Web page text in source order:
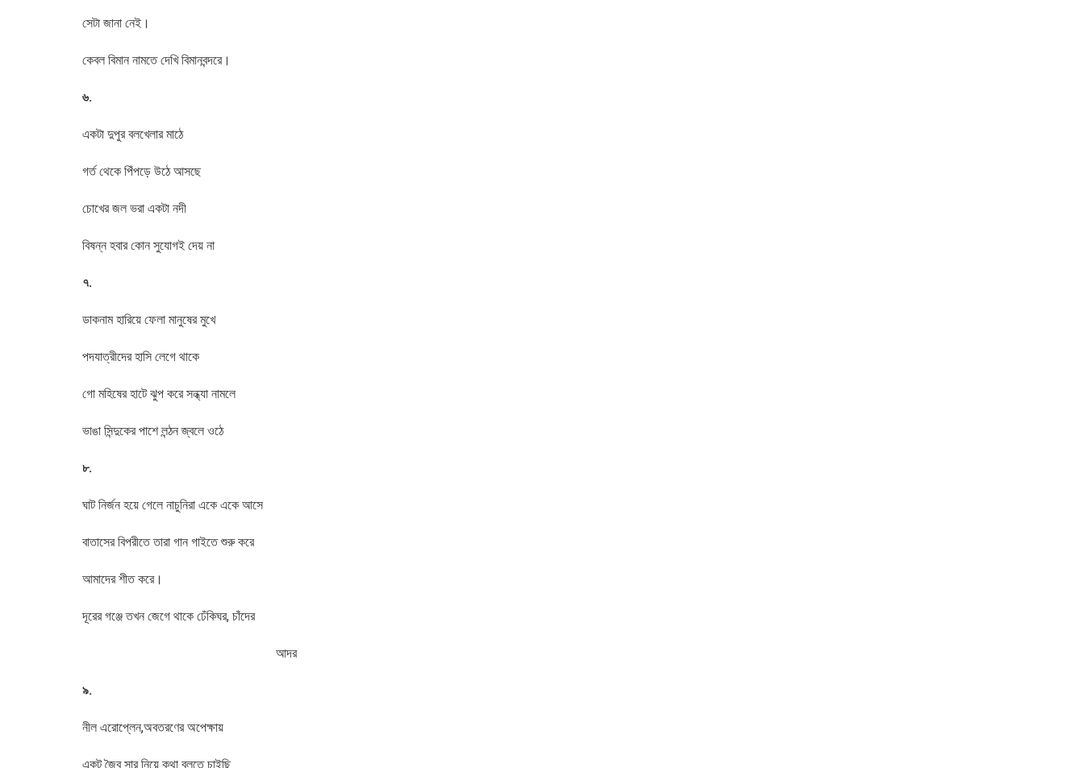
সেটা জানা নেই।
কেবল বিমান নামতে দেখি বিমানবন্দরে।
৬.
একটা দুপুর বলখেলার মাঠে
গর্ত থেকে পিঁপড়ে উঠে আসছে
চোখের জল ভরা একটা নদী
বিষন্ন হবার কোন সুযোগই দেয় না
৭.
ডাকনাম হারিয়ে ফেলা মানুষের মুখে
পদযাত্রীদের হাসি লেগে থাকে
গো মহিষের হাটে ঝুপ করে সন্ধ্যা নামলে
ভাঙা সিন্দুকের পাশে লন্ঠন জ্বলে ওঠে
৮.
ঘাট নির্জন হয়ে গেলে নাচুনিরা একে একে আসে
বাতাসের বিপরীতে তারা গান গাইতে শুরু করে
আমাদের শীত করে।
দূরের গঞ্জে তখন জেগে থাকে ঢেঁকিঘর, চাঁদের
আদর
৯.
নীল এরোপ্লেন,অবতরণের অপেক্ষায়
একটু জৈব সার নিয়ে কথা বলতে চাইছি